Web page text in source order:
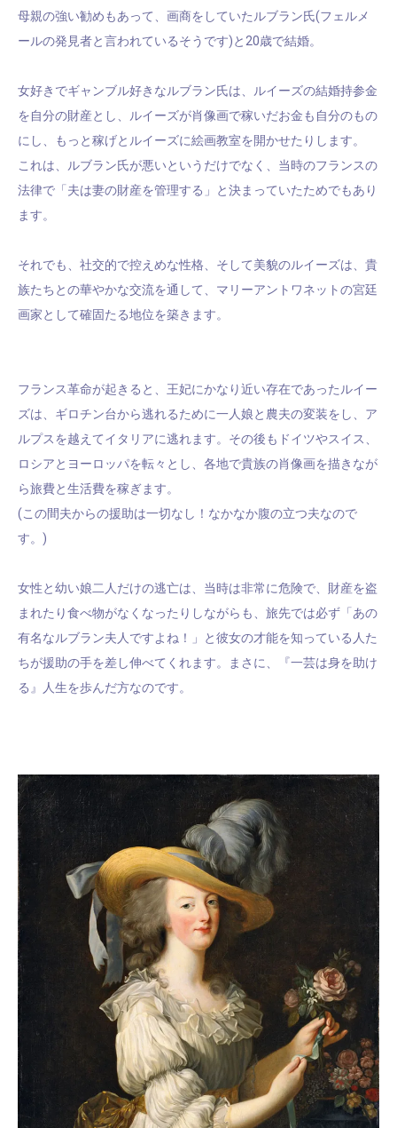
母親の強い勧めもあって、画商をしていたルブラン氏(フェルメ
ールの発見者と言われているそうです)と20歳で結婚。
女好きでギャンブル好きなルブラン氏は、ルイーズの結婚持参金
を自分の財産とし、ルイーズが肖像画で稼いだお金も自分のもの
にし、もっと稼げとルイーズに絵画教室を開かせたりします。
これは、ルブラン氏が悪いというだけでなく、当時のフランスの
法律で「夫は妻の財産を管理する」と決まっていたためでもあり
ます。
それでも、社交的で控えめな性格、そして美貌のルイーズは、貴
族たちとの華やかな交流を通して、 マリーアントワネットの宮廷
画家として確固たる地位を築きます。
フランス革命が起きると、王妃にかなり近い存在であったルイー
ズは、ギロチン台から逃れるために一人娘と農夫の変装をし、ア
ルプスを越えてイタリアに逃れます。その後もドイツやスイス、
ロシアとヨーロッパを転々とし、各地で貴族の肖像画を描きなが
ら旅費と生活費を稼ぎます。
(この間夫からの援助は一切なし！なかなか腹の立つ夫なので
す。)
女性と幼い娘二人だけの逃亡は、当時は非常に危険で、財産を盗
まれたり食べ物がなくなったりしながらも、旅先では必ず「あの
有名なルブラン夫人ですよね！」と彼女の才能を知っている人た
ちが援助の手を差し伸べてくれます。まさに、『一芸は身を助け
る』人生を歩んだ方なのです。